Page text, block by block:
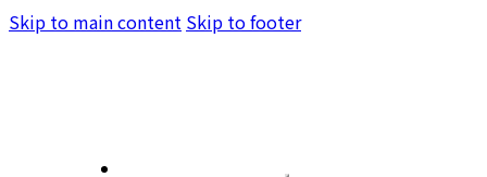
Skip to main content Skip to footer